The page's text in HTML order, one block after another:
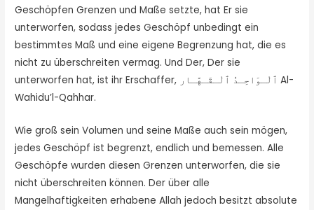
Geschöpfen Grenzen und Maße setzte, hat Er sie
unterworfen, sodass jedes Geschöpf unbedingt ein
bestimmtes Maß und eine eigene Begrenzung hat, die es
nicht zu überschreiten vermag. Und Der, Der sie
unterworfen hat, ist ihr Erschaffer, ٱلْـوَاحِـدُ ٱلْـقَـهَّـار Al-
Wahidu’l-Qahhar.
Wie groß sein Volumen und seine Maße auch sein mögen,
jedes Geschöpf ist begrenzt, endlich und bemessen. Alle
Geschöpfe wurden diesen Grenzen unterworfen, die sie
nicht überschreiten können. Der über alle
Mangelhaftigkeiten erhabene Allah jedoch besitzt absolute